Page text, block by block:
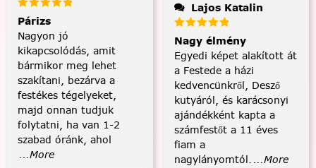
Párizs
Nagyon jó
kikapcsolódás, amit
bármikor meg lehet
szakítani, bezárva a
festékes tégelyeket,
majd onnan tudjuk
folytatni, ha van 1-2
szabad óránk, ahol
...More
Lajos Katalin
Nagy élmény
Egyedi képet alakított át
a Festede a házi
kedvencünkről, Desző
kutyáról, és karácsonyi
ajándékként kapta a
számfestőt a 11 éves
fiam a
nagylányomtól. ...More